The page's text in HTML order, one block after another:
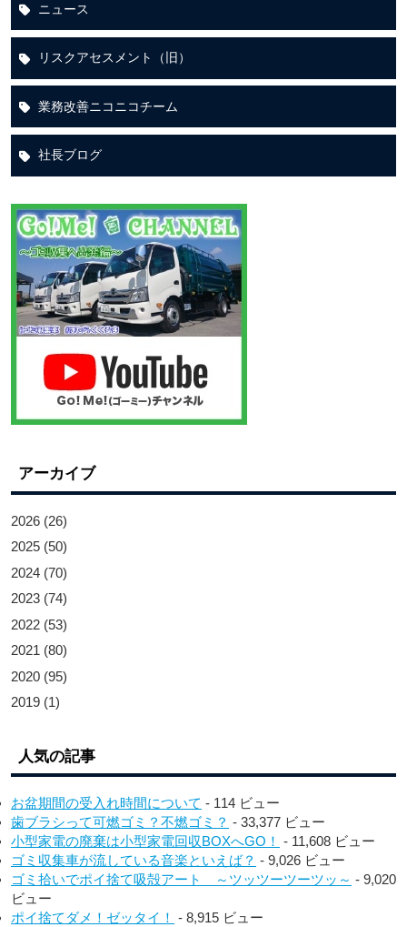
ニュース
リスクアセスメント（旧）
業務改善ニコニコチーム
社長ブログ
アーカイブ
2026 (26)
2025 (50)
2024 (70)
2023 (74)
2022 (53)
2021 (80)
2020 (95)
2019 (1)
人気の記事
お盆期間の受入れ時間について - 114 ビュー
歯ブラシって可燃ゴミ？不燃ゴミ？ - 33,377 ビュー
小型家電の廃棄は小型家電回収BOXへGO！ - 11,608 ビュー
ゴミ収集車が流している音楽といえば？ - 9,026 ビュー
ゴミ拾いでポイ捨て吸殻アート ～ツッツーツーツッ～ - 9,020
ビュー
ポイ捨てダメ！ゼッタイ！ - 8,915 ビュー